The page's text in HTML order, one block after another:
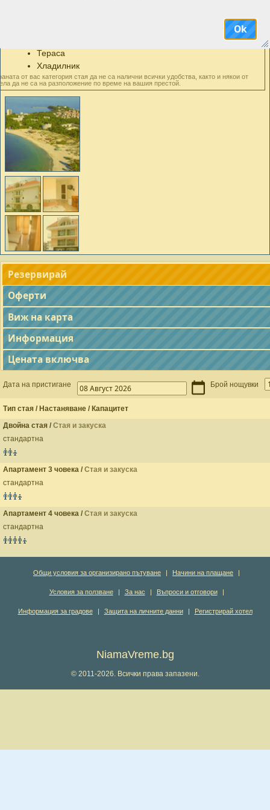
Тераса
Хладилник
от вас категория стая да не са налични всички удобства, както и някои от
да не са на разположение по време на вашия престой.
Резервирай
Оферти
Виж на карта
Информация
Цената включва
Дата на пристигане Брой нощувки
Тип стая / Настаняване / Капацитет
Двойна стая / Стая и закуска
стандартна
Апартамент 3 човека / Стая и закуска
стандартна
Апартамент 4 човека / Стая и закуска
стандартна
Общи условия за организирано пътуване | Начини на плащане |
Условия за ползване | За нас | Въпроси и отговори |
Информация за градове | Защита на личните данни | Регистрирай хотел
NiamaVreme.bg
© 2011-2026. Всички права запазени.
Ok